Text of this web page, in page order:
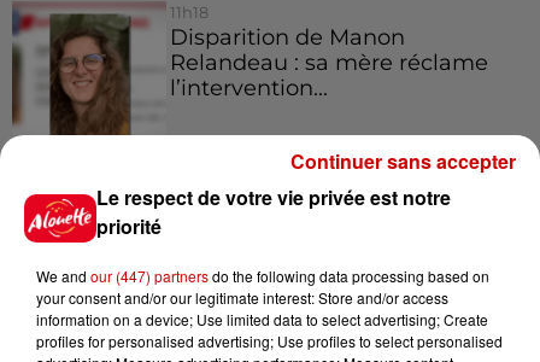
11h18
Disparition de Manon
Relandeau : sa mère réclame
l’intervention...
Corrèze : le Musée Jacques
10h23
Le respect de votre vie privée est notre
priorité
We and our (447) partnersdo the following data processing based on
your consent and/or our legitimate interest: Store and/or access
information on a device; Use limited data to select advertising; Create
profiles for personalised advertising; Use profiles to select personalised
Continuer sans accepter